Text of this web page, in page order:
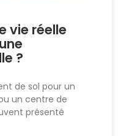
vie réelle
?
de sol pour un
un centre de
présenté